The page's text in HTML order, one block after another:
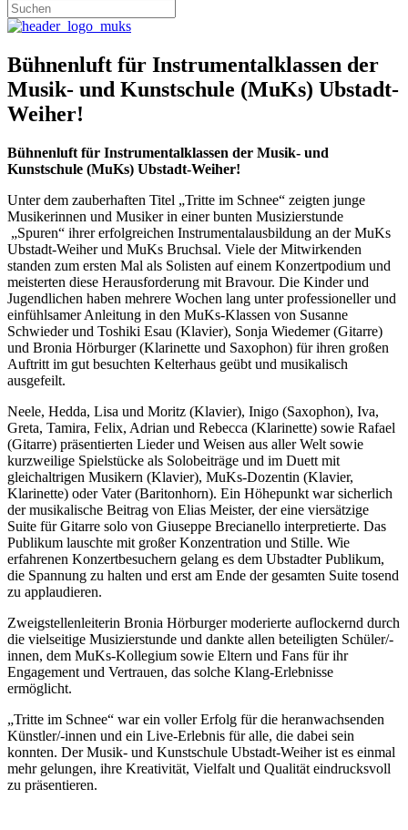
Bühnenluft für Instrumentalklassen der
Musik- und Kunstschule (MuKs) Ubstadt-
Weiher!
Bühnenluft für Instrumentalklassen der Musik- und
Kunstschule (MuKs) Ubstadt-Weiher!
Unter dem zauberhaften Titel „Tritte im Schnee“ zeigten junge
Musikerinnen und Musiker in einer bunten Musizierstunde
„Spuren“ ihrer erfolgreichen Instrumentalausbildung an der MuKs
Ubstadt-Weiher und MuKs Bruchsal. Viele der Mitwirkenden
standen zum ersten Mal als Solisten auf einem Konzertpodium und
meisterten diese Herausforderung mit Bravour. Die Kinder und
Jugendlichen haben mehrere Wochen lang unter professioneller und
einfühlsamer Anleitung in den MuKs-Klassen von Susanne
Schwieder und Toshiki Esau (Klavier), Sonja Wiedemer (Gitarre)
und Bronia Hörburger (Klarinette und Saxophon) für ihren großen
Auftritt im gut besuchten Kelterhaus geübt und musikalisch
ausgefeilt.
Neele, Hedda, Lisa und Moritz (Klavier), Inigo (Saxophon), Iva,
Greta, Tamira, Felix, Adrian und Rebecca (Klarinette) sowie Rafael
(Gitarre) präsentierten Lieder und Weisen aus aller Welt sowie
kurzweilige Spielstücke als Solobeiträge und im Duett mit
gleichaltrigen Musikern (Klavier), MuKs-Dozentin (Klavier,
Klarinette) oder Vater (Baritonhorn). Ein Höhepunkt war sicherlich
der musikalische Beitrag von Elias Meister, der eine viersätzige
Suite für Gitarre solo von Giuseppe Brecianello interpretierte. Das
Publikum lauschte mit großer Konzentration und Stille. Wie
erfahrenen Konzertbesuchern gelang es dem Ubstadter Publikum,
die Spannung zu halten und erst am Ende der gesamten Suite tosend
zu applaudieren.
Zweigstellenleiterin Bronia Hörburger moderierte auflockernd durch
die vielseitige Musizierstunde und dankte allen beteiligten Schüler/-
innen, dem MuKs-Kollegium sowie Eltern und Fans für ihr
Engagement und Vertrauen, das solche Klang-Erlebnisse
ermöglicht.
„Tritte im Schnee“ war ein voller Erfolg für die heranwachsenden
Künstler/-innen und ein Live-Erlebnis für alle, die dabei sein
konnten. Der Musik- und Kunstschule Ubstadt-Weiher ist es einmal
mehr gelungen, ihre Kreativität, Vielfalt und Qualität eindrucksvoll
zu präsentieren.